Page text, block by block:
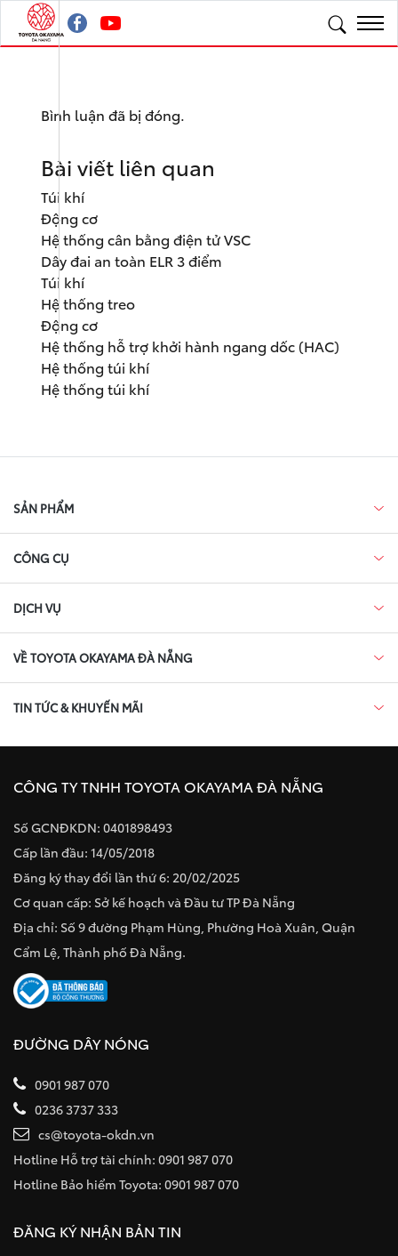
Bình luận đã bị đóng.
Bài viết liên quan
Túi khí
Động cơ
Hệ thống cân bằng điện tử VSC
Dây đai an toàn ELR 3 điểm
Túi khí
Hệ thống treo
Động cơ
Hệ thống hỗ trợ khởi hành ngang dốc (HAC)
Hệ thống túi khí
Hệ thống túi khí
SẢN PHẨM
CÔNG CỤ
DỊCH VỤ
VỀ TOYOTA OKAYAMA ĐÀ NẴNG
TIN TỨC & KHUYẾN MÃI
CÔNG TY TNHH TOYOTA OKAYAMA ĐÀ NẴNG
Số GCNĐKDN: 0401898493
Cấp lần đầu: 14/05/2018
Đăng ký thay đổi lần thứ 6: 20/02/2025
Cơ quan cấp: Sở kế hoạch và Đầu tư TP Đà Nẵng
Địa chỉ: Số 9 đường Phạm Hùng, Phường Hoà Xuân, Quận
Cẩm Lệ, Thành phố Đà Nẵng.
ĐƯỜNG DÂY NÓNG
0901 987 070
0236 3737 333
cs@toyota-okdn.vn
Hotline Hỗ trợ tài chính: 0901 987 070
Hotline Bảo hiểm Toyota: 0901 987 070
ĐĂNG KÝ NHẬN BẢN TIN